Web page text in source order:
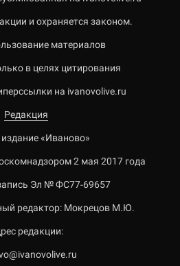
и охраняется законом.
материалов
в целях цитирования
на ivanovolive.ru
Редакция
«Иваново»
2 мая 2017 года
Эл № ФС77-69657
редактор: Мокрецов М.Ю.
редакции: